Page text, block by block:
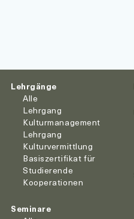
Lehrgänge
Alle
Lehrgang
Kulturmanagement
Lehrgang
Kulturvermittlung
Basiszertifikat für
Studierende
Kooperationen
Seminare